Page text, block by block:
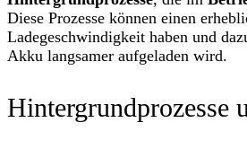
Diese Prozesse können einen
Ladegeschwindigkeit haben und
Akku langsamer aufgeladen wird.
Hintergrundprozesse